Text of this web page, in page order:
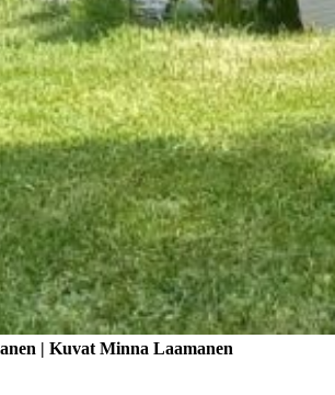
| Kuvat Minna Laamanen